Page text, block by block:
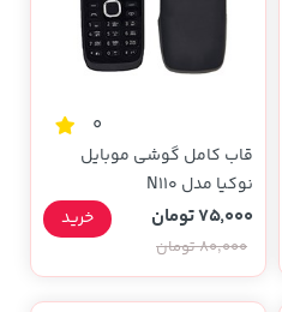
0
قاب کامل گوشی موبایل
نوکیا مدل N110
75,000 تومان
80,000 تومان
خرید